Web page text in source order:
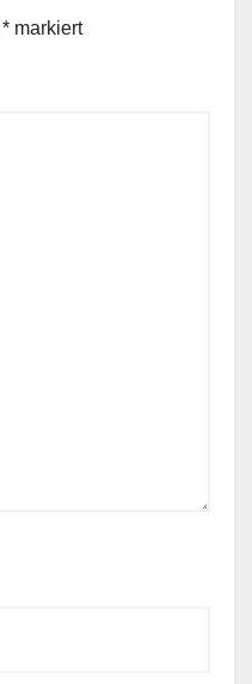
* markiert